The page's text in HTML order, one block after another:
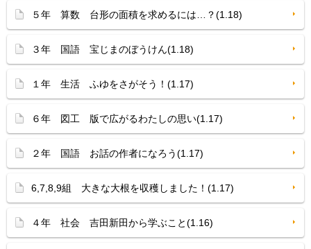
５年 算数 台形の面積を求めるには…？(1.18)
３年 国語 宝じまのぼうけん(1.18)
１年 生活 ふゆをさがそう！(1.17)
６年 図工 版で広がるわたしの思い(1.17)
２年 国語 お話の作者になろう(1.17)
6,7,8,9組 大きな大根を収穫しました！(1.17)
４年 社会 吉田新田から学ぶこと(1.16)